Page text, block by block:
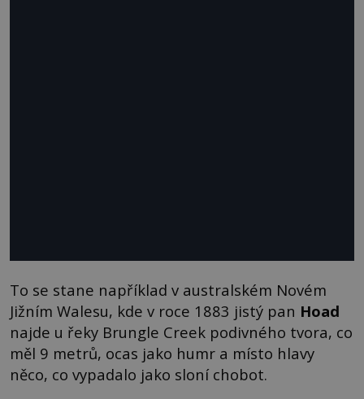
To se stane například v australském Novém
Jižním Walesu, kde v roce 1883 jistý pan Hoad
najde u řeky Brungle Creek podivného tvora, co
měl 9 metrů, ocas jako humr a místo hlavy
něco, co vypadalo jako sloní chobot.